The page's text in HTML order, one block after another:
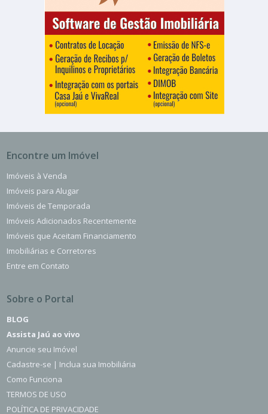
Encontre um Imóvel
Imóveis à Venda
Imóveis para Alugar
Imóveis de Temporada
Imóveis Adicionados Recentemente
Imóveis que Aceitam Financiamento
Imobiliárias e Corretores
Entre em Contato
Sobre o Portal
BLOG
Assista Jaú ao vivo
Anuncie seu Imóvel
Cadastre-se | Inclua sua Imobiliária
Como Funciona
TERMOS DE USO
POLÍTICA DE PRIVACIDADE